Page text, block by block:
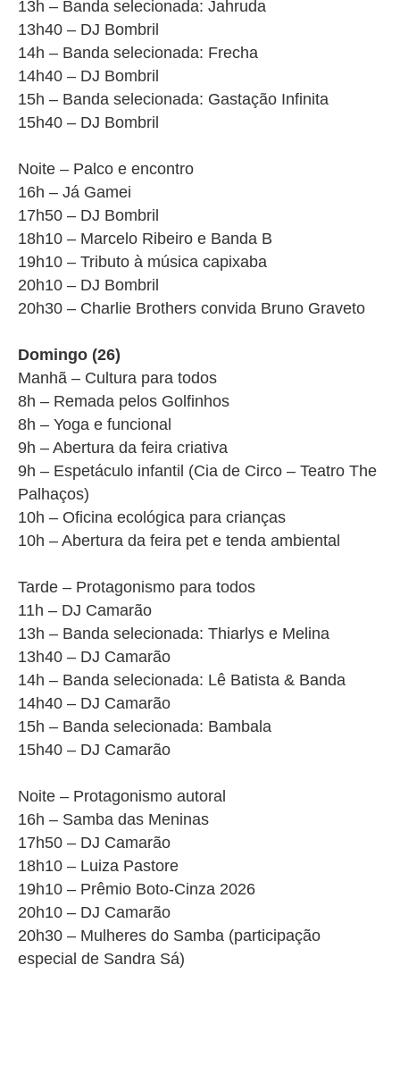
13h – Banda selecionada: Jahruda
13h40 – DJ Bombril
14h – Banda selecionada: Frecha
14h40 – DJ Bombril
15h – Banda selecionada: Gastação Infinita
15h40 – DJ Bombril
Noite – Palco e encontro
16h – Já Gamei
17h50 – DJ Bombril
18h10 – Marcelo Ribeiro e Banda B
19h10 – Tributo à música capixaba
20h10 – DJ Bombril
20h30 – Charlie Brothers convida Bruno Graveto
Domingo (26)
Manhã – Cultura para todos
8h – Remada pelos Golfinhos
8h – Yoga e funcional
9h – Abertura da feira criativa
9h – Espetáculo infantil (Cia de Circo – Teatro The
Palhaços)
10h – Oficina ecológica para crianças
10h – Abertura da feira pet e tenda ambiental
Tarde – Protagonismo para todos
11h – DJ Camarão
13h – Banda selecionada: Thiarlys e Melina
13h40 – DJ Camarão
14h – Banda selecionada: Lê Batista & Banda
14h40 – DJ Camarão
15h – Banda selecionada: Bambala
15h40 – DJ Camarão
Noite – Protagonismo autoral
16h – Samba das Meninas
17h50 – DJ Camarão
18h10 – Luiza Pastore
19h10 – Prêmio Boto-Cinza 2026
20h10 – DJ Camarão
20h30 – Mulheres do Samba (participação
especial de Sandra Sá)